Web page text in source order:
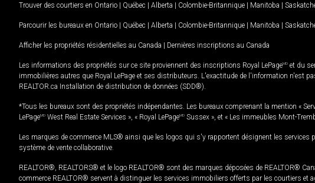
Trouver des courtiers en Ontario | Québec | Alberta | Colombie-Britannique | Manitoba |
Parcourir les bureaux en Ontario | Québec | Alberta | Colombie-Britannique | Manitoba |
Afficher les propriétés résidentielles au Canada | Dernières inscriptions au Canada
Les informations des propriétés sur ce site proviennent des inscriptions Royal LePageMD et du
immobilières autres que Royal LePage et ses distributeurs. L'exactitude de l'information n'est
REALTOR.ca Installation de distribution de données (SDD®).
*Tous les bureaux sont des propriétés indépendantes. Les bureaux comprenant la mention «
LePageMD West Real Estate Services », « Royal LePageMD Sussex », et « Les immeubles Mont-
Les marques de commerce MLS® ainsi que les logos qui s'y rapportent désignent les services
système de vente collaborative.
REALTOR®, REALTORS® et le logo REALTOR® sont des marques déposées de REALTOR®
commerce REALTOR® servent à distinguer les services immobiliers offerts par les courtiers